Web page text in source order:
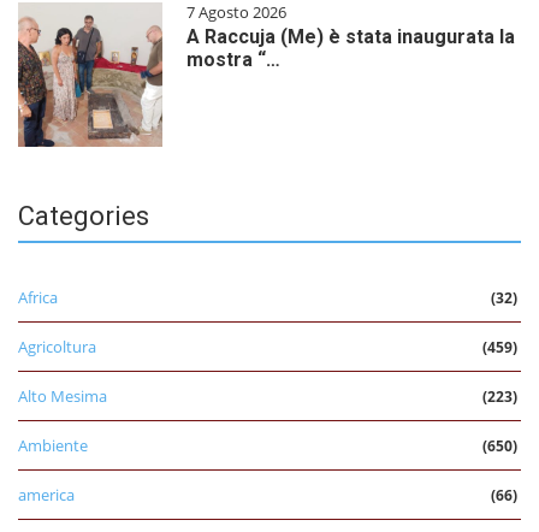
7 Agosto 2026
A Raccuja (Me) è stata inaugurata la
mostra “…
Categories
Africa (32)
Agricoltura (459)
Alto Mesima (223)
Ambiente (650)
america (66)